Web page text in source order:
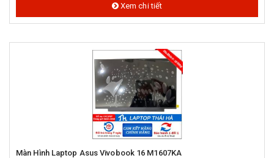
Xem chi tiết
Màn Hình Laptop Asus Vivobook 16 M1607KA